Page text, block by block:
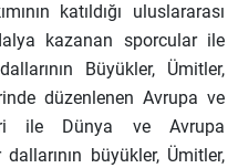
katıldığı uluslararası
kazanan sporcular ile
Büyükler, Ümitler,
düzenlenen Avrupa ve
ile Dünya ve Avrupa
büyükler, Ümitler,